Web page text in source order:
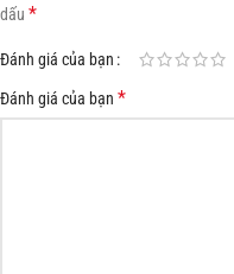
dấu *
Đánh giá của bạn
Đánh giá của bạn *